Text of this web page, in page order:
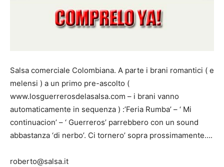
Salsa comerciale Colombiana. A parte i brani romantici ( e
melensi ) a un primo pre-ascolto (
www.losguerrerosdelasalsa.com – i brani vanno
automaticamente in sequenza ) :’Feria Rumba’ – ‘ Mi
continuacion’ – ‘ Guerreros’ parrebbero con un sound
abbastanza ‘di nerbo’. Ci tornero’ sopra prossimamente….
roberto@salsa.it